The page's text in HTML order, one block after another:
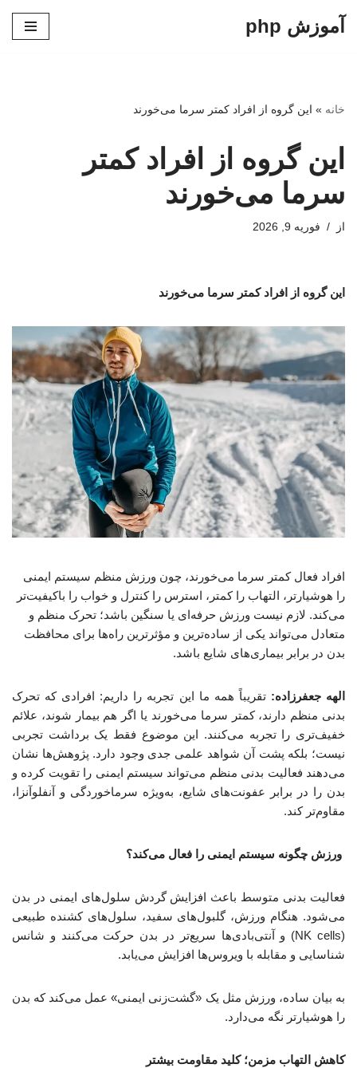
آموزش php
خانه » این گروه از افراد کمتر سرما می‌خورند
این گروه از افراد کمتر
سرما می‌خورند
از فوریه 9, 2026
این گروه از افراد کمتر سرما می‌خورند
افراد فعال کمتر سرما می‌خورند، چون ورزش منظم سیستم ایمنی
را هوشیارتر، التهاب را کمتر، استرس را کنترل و خواب را باکیفیت‌تر
می‌کند. لازم نیست ورزش حرفه‌ای یا سنگین باشد؛ تحرک منظم و
متعادل می‌تواند یکی از ساده‌ترین و مؤثرترین راه‌ها برای محافظت
بدن در برابر بیماری‌های شایع باشد.
الهه جعفرزاده:تقریباً همه ما این تجربه را داریم: افرادی که تحرک
بدنی منظم دارند، کمتر سرما می‌خورند یا اگر هم بیمار شوند، علائم
خفیف‌تری را تجربه می‌کنند. این موضوع فقط یک برداشت تجربی
نیست؛ بلکه پشت آن شواهد علمی جدی وجود دارد. پژوهش‌ها نشان
می‌دهند فعالیت بدنی منظم می‌تواند سیستم ایمنی را تقویت کرده و
بدن را در برابر عفونت‌های شایع، به‌ویژه سرماخوردگی و آنفلوآنزا،
مقاوم‌تر کند.
ورزش چگونه سیستم ایمنی را فعال می‌کند؟
فعالیت بدنی متوسط باعث افزایش گردش سلول‌های ایمنی در بدن
می‌شود. هنگام ورزش، گلبول‌های سفید، سلول‌های کشنده طبیعی
(NK cells) و آنتی‌بادی‌ها سریع‌تر در بدن حرکت می‌کنند و شانس
شناسایی و مقابله با ویروس‌ها افزایش می‌یابد.
به بیان ساده، ورزش مثل یک «گشت‌زنی ایمنی» عمل می‌کند که بدن
را هوشیارتر نگه می‌دارد.
کاهش التهاب مزمن؛ کلید مقاومت بیشتر